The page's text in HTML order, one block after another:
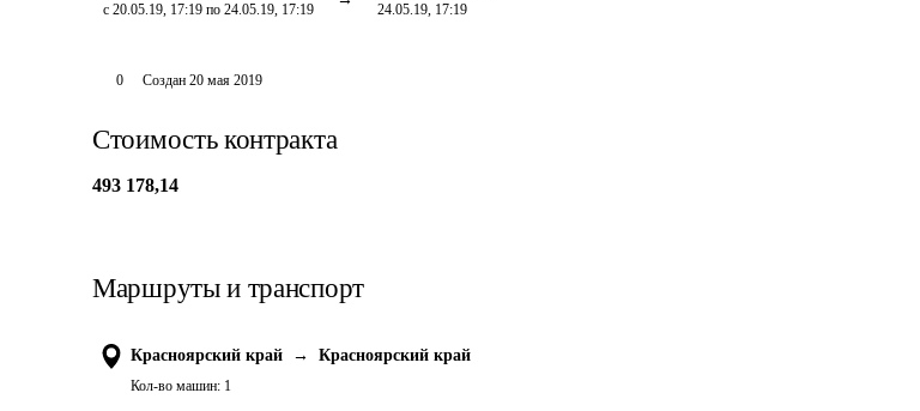
с 20.05.19, 17:19 по 24.05.19, 17:19
24.05.19, 17:19
0 Создан 20 мая 2019
Стоимость контракта
493 178,14
Маршруты и транспорт
Красноярский край → Красноярский край
Кол-во машин: 1